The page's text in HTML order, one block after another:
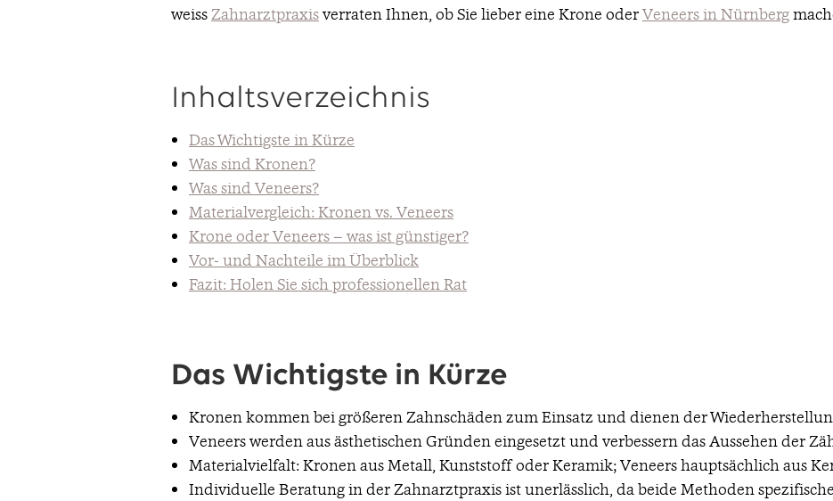
weissZahnarztpraxisverraten Ihnen, ob Sie lieber eine Krone oderVeneers in Nürnberg
Inhaltsverzeichnis
Das Wichtigste in Kürze
Was sind Kronen?
Was sind Veneers?
Materialvergleich: Kronen vs. Veneers
Krone oder Veneers – was ist günstiger?
Vor- und Nachteile im Überblick
Fazit: Holen Sie sich professionellen Rat
Das Wichtigste in Kürze
Kronen kommen bei größeren Zahnschäden zum Einsatz und dienen der
Veneers werden aus ästhetischen Gründen eingesetzt und verbessern das Aussehen der
Materialvielfalt: Kronen aus Metall, Kunststoff oder Keramik; Veneers hauptsächlich aus
Individuelle Beratung in der Zahnarztpraxis ist unerlässlich, da beide Methoden